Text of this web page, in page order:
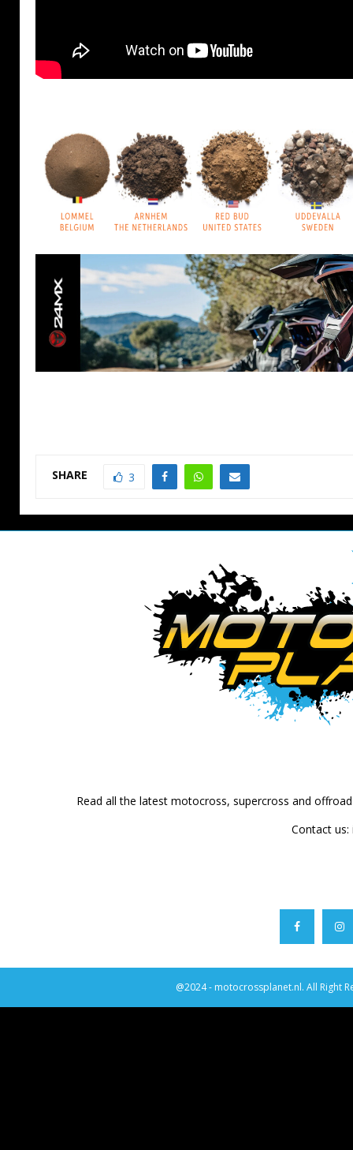
SHARE 3
Read all the latest motocross, supercross and
Contact us:
@2024 - motocrossplanet.nl. All Right